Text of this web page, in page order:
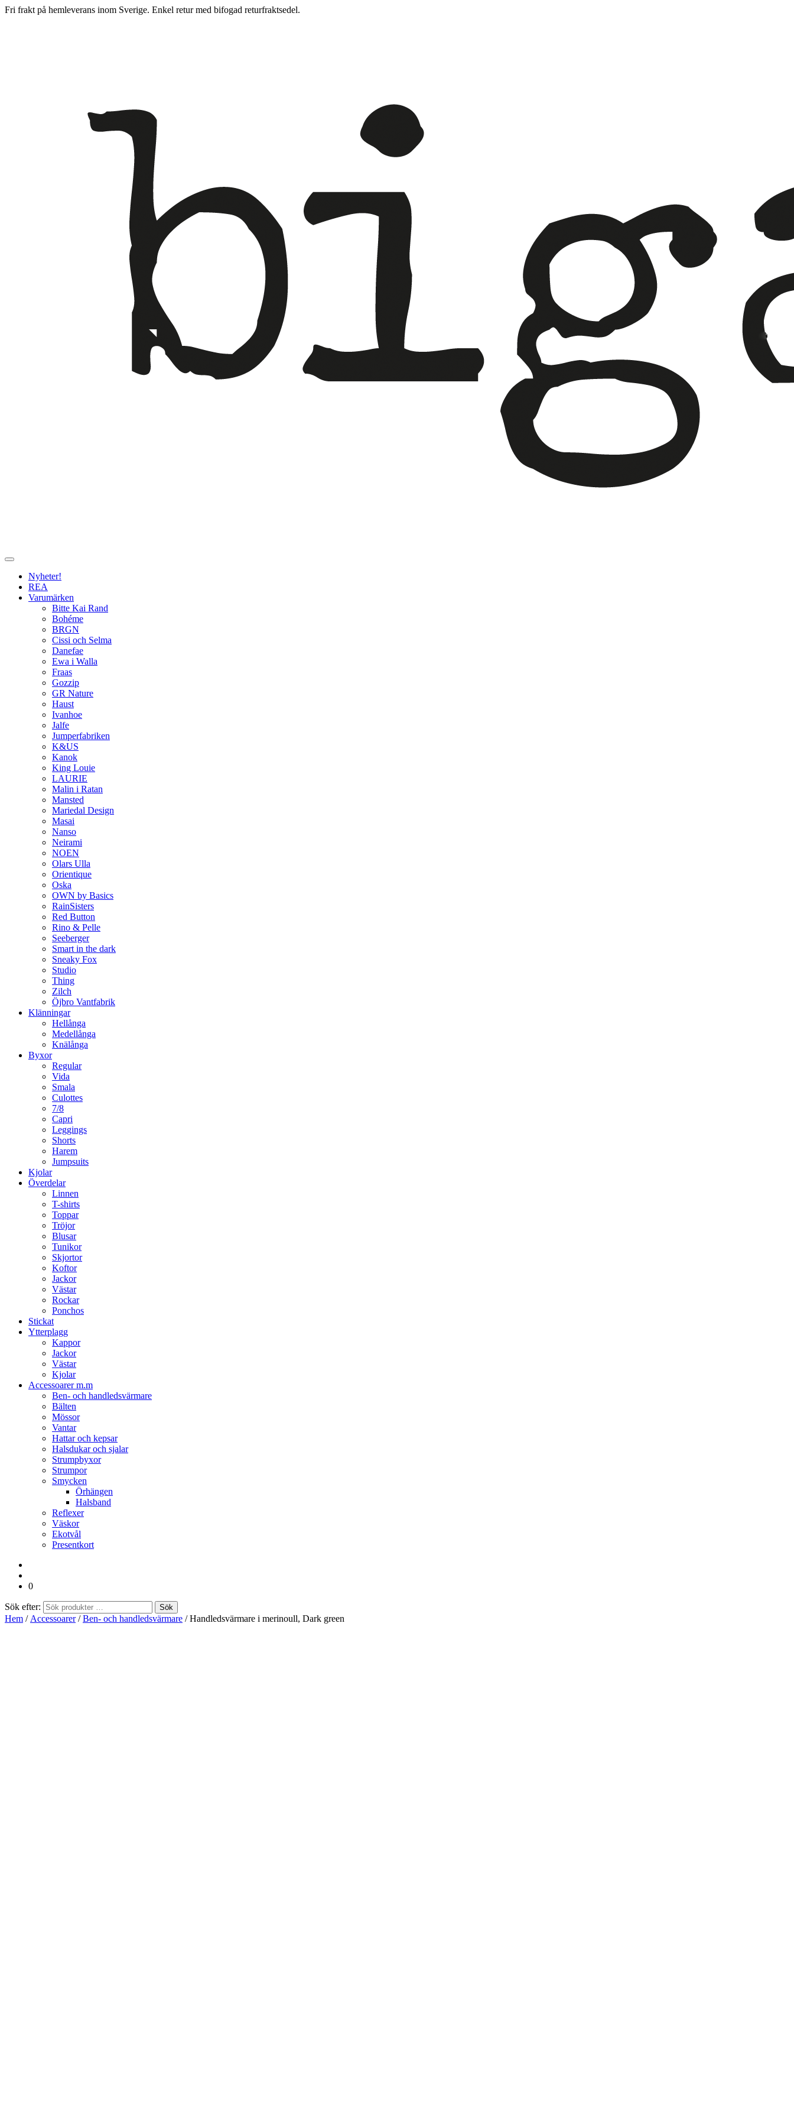
Fri frakt på hemleverans inom Sverige. Enkel retur med bifogad returfraktsedel.
Nyheter!
REA
Varumärken
Bitte Kai Rand
Bohéme
BRGN
Cissi och Selma
Danefae
Ewa i Walla
Fraas
Gozzip
GR Nature
Haust
Ivanhoe
Jalfe
Jumperfabriken
K&US
Kanok
King Louie
LAURIE
Malin i Ratan
Mansted
Mariedal Design
Masai
Nanso
Neirami
NOEN
Olars Ulla
Orientique
Oska
OWN by Basics
RainSisters
Red Button
Rino & Pelle
Seeberger
Smart in the dark
Sneaky Fox
Studio
Thing
Zilch
Öjbro Vantfabrik
Klänningar
Hellånga
Medellånga
Knälånga
Byxor
Regular
Vida
Smala
Culottes
7/8
Capri
Leggings
Shorts
Harem
Jumpsuits
Kjolar
Överdelar
Linnen
T-shirts
Toppar
Tröjor
Blusar
Tunikor
Skjortor
Koftor
Jackor
Västar
Rockar
Ponchos
Stickat
Ytterplagg
Kappor
Jackor
Västar
Kjolar
Accessoarer m.m
Ben- och handledsvärmare
Bälten
Mössor
Vantar
Hattar och kepsar
Halsdukar och sjalar
Strumpbyxor
Strumpor
Smycken
Örhängen
Halsband
Reflexer
Väskor
Ekotvål
Presentkort
0
Sök efter: Sök
Hem / Accessoarer/Ben- och handledsvärmare / Handledsvärmare i merinoull, Dark green